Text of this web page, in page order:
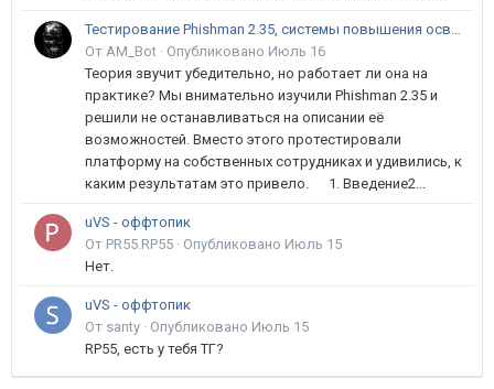
Тестирование Phishman 2.35, системы повышения осведомлённости пользователей в сфере ИБ
От AM_Bot · Опубликовано Июль 16
Теория звучит убедительно, но работает ли она на
практике? Мы внимательно изучили Phishman 2.35 и
решили не останавливаться на описании её
возможностей. Вместо этого протестировали
платформу на собственных сотрудниках и удивились, к
каким результатам это привело. 1. Введение2...
uVS - оффтопик
От PR55.RP55 · Опубликовано Июль 15
Нет.
uVS - оффтопик
От santy · Опубликовано Июль 15
RP55, есть у тебя ТГ?